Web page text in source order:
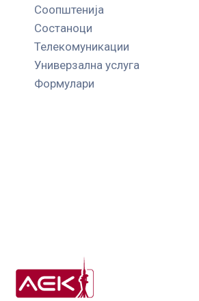
Соопштенија
Состаноци
Телекомуникации
Универзална услуга
Формулари